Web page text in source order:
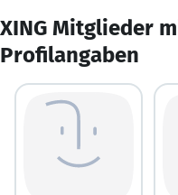
XING Mitglieder
Profilangaben